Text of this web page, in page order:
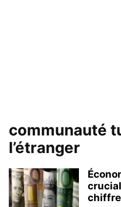
communauté
l’étranger